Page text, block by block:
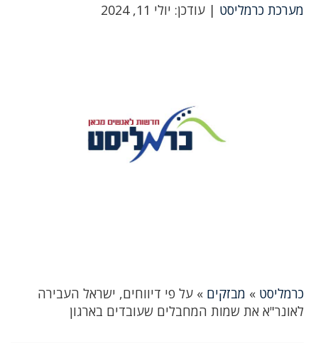
מערכת כרמליסט | עודכן: יולי 11, 2024
כרמליסט » מבזקים » על פי דיווחים, ישראל העבירה
לאונר"א את שמות המחבלים שעובדים בארגון